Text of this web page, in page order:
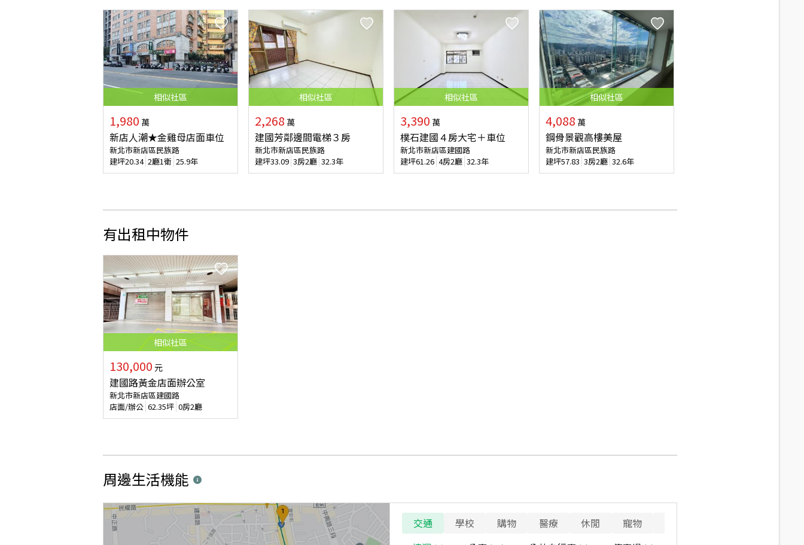
相似社區
1,980 萬
新店人潮★金雞母店面車位
新北市新店區民族路
建坪20.34 2廳1衛 25.9年
相似社區
2,268 萬
建國芳鄰邊間電梯３房
新北市新店區民族路
建坪33.09 3房2廳 32.3年
相似社區
3,390 萬
樸石建國４房大宅＋車位
新北市新店區建國路
建坪61.26 4房2廳 32.3年
相似社區
4,088 萬
鋼骨景觀高樓美屋
新北市新店區民族路
建坪57.83 3房2廳 32.6年
有出租中物件
相似社區
130,000 元
建國路黃金店面辦公室
新北市新店區建國路
店面/辦公 62.35坪 0房2廳
周邊生活機能
交通 學校 購物 醫療 休閒 寵物